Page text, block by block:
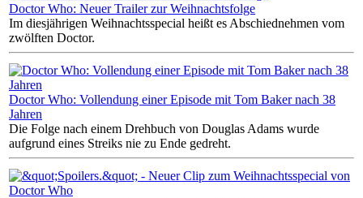
Doctor Who: Neuer Trailer zur Weihnachtsfolge
Im diesjährigen Weihnachtsspecial heißt es Abschiednehmen vom
zwölften Doctor.
Doctor Who: Vollendung einer Episode mit Tom Baker nach 38
Jahren
Die Folge nach einem Drehbuch von Douglas Adams wurde
aufgrund eines Streiks nie zu Ende gedreht.